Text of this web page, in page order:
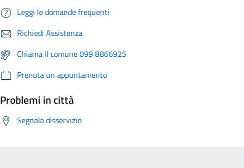
Leggi le domande frequenti
Richiedi Assistenza
Chiama il comune 099 8866925
Prenota un appuntamento
Problemi in città
Segnala disservizio